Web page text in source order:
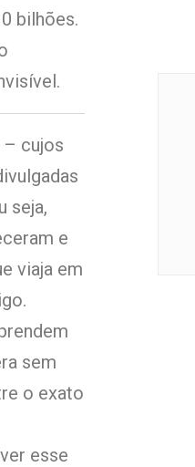
bilhões.
– cujos
seja,
e
viaja em
sem
o exato
esse